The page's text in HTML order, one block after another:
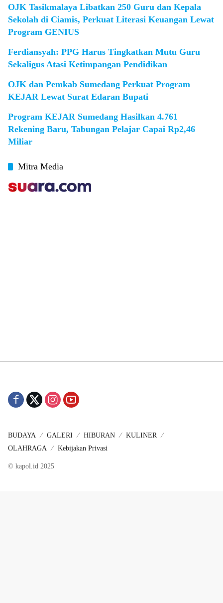
OJK Tasikmalaya Libatkan 250 Guru dan Kepala
Sekolah di Ciamis, Perkuat Literasi Keuangan Lewat
Program GENIUS
Ferdiansyah: PPG Harus Tingkatkan Mutu Guru
Sekaligus Atasi Ketimpangan Pendidikan
OJK dan Pemkab Sumedang Perkuat Program
KEJAR Lewat Surat Edaran Bupati
Program KEJAR Sumedang Hasilkan 4.761
Rekening Baru, Tabungan Pelajar Capai Rp2,46
Miliar
Mitra Media
BUDAYA GALERI HIBURAN
KULINER
OLAHRAGA
Kebijakan Privasi
© kapol.id 2025